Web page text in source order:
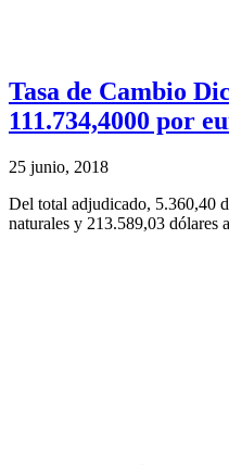
Tasa de Cambio
111.734,4000 por
25 junio, 2018
Del total adjudicado, 5.360,40
naturales y 213.589,03 dólares